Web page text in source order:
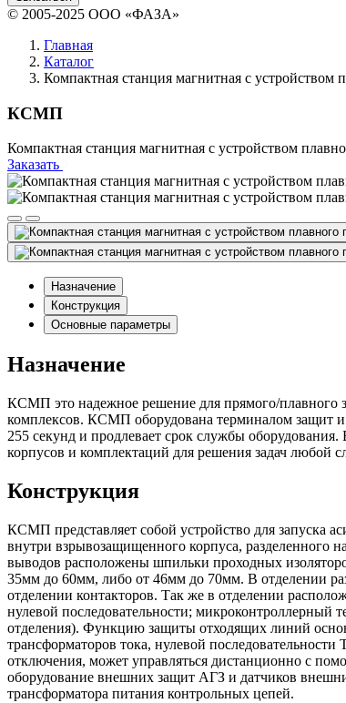
© 2005-2025 ООО «ФАЗА»
Главная
Каталог
Компактная станция магнитная с устройством
КСМП
Компактная станция магнитная с устройством
Заказать
Назначение
Конструкция
Основные параметры
Назначение
КСМП это надежное решение для прямого/плавного
комплексов. КСМП оборудована терминалом защит и
255 секунд и продлевает срок службы
корпусов и комплектаций для решения задач любой
Конструкция
КСМП представляет собой устройство для запуска
внутри взрывозащищенного корпуса, разделенного
выводов расположены шпильки проходных
35мм до 60мм, либо от 46мм до 70мм. В отделении
отделении контакторов. Так же в отделении
нулевой последовательности;
отделения). Функцию защиты отходящих линий
трансформаторов тока, нулевой
отключения, может управляться дистанционно с
оборудование внешних защит АГЗ и датчиков
трансформатора питания контрольных цепей.